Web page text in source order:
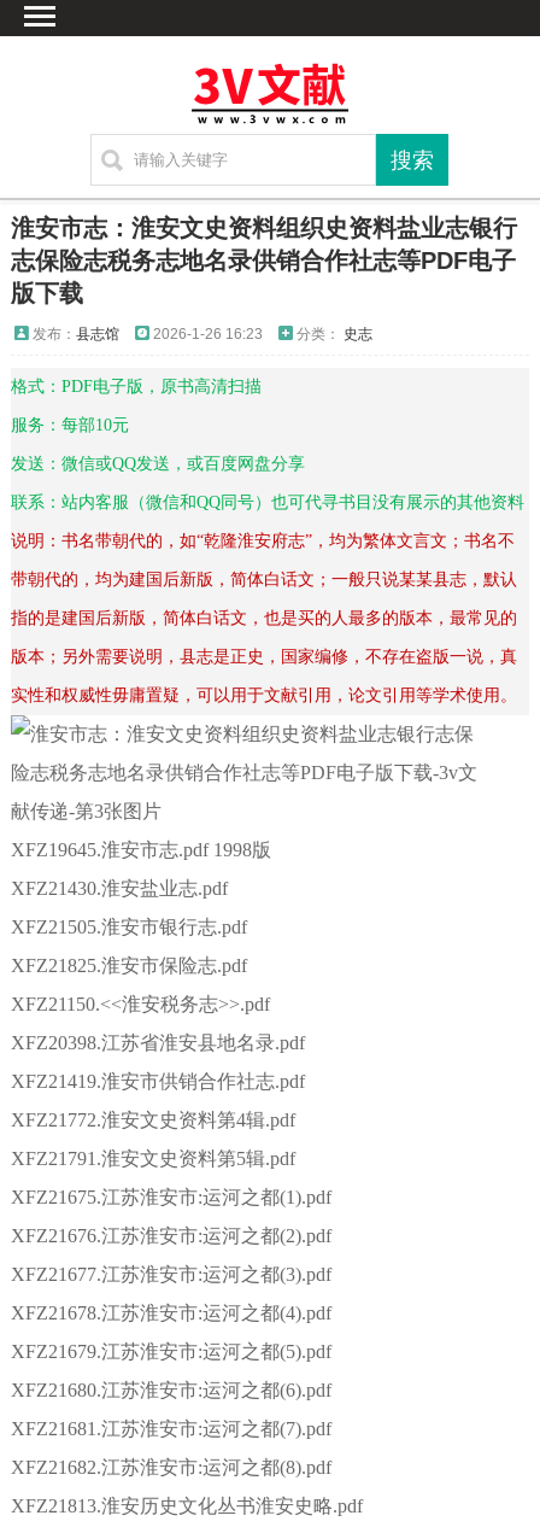
方志
古籍
考古
新编方志
联系方式
网站声明
淮安市志：淮安文史资料组织史资料盐业志银行
志保险志税务志地名录供销合作社志等PDF电子
版下载
发布： 县志馆 2026-1-26 16:23 分类： 史志
格式：PDF电子版，原书高清扫描
服务：每部10元
发送：微信或QQ发送，或百度网盘分享
联系：站内客服（微信和QQ同号）也可代寻书目没有展示的其他资料
说明：书名带朝代的，如“乾隆淮安府志”，均为繁体文言文；书名不
带朝代的，均为建国后新版，简体白话文；一般只说某某县志，默认
指的是建国后新版，简体白话文，也是买的人最多的版本，最常见的
版本；另外需要说明，县志是正史，国家编修，不存在盗版一说，真
实性和权威性毋庸置疑，可以用于文献引用，论文引用等学术使用。
XFZ19645.淮安市志.pdf 1998版
XFZ21430.淮安盐业志.pdf
XFZ21505.淮安市银行志.pdf
XFZ21825.淮安市保险志.pdf
XFZ21150.<<淮安税务志>>.pdf
XFZ20398.江苏省淮安县地名录.pdf
XFZ21419.淮安市供销合作社志.pdf
XFZ21772.淮安文史资料第4辑.pdf
XFZ21791.淮安文史资料第5辑.pdf
XFZ21675.江苏淮安市:运河之都(1).pdf
XFZ21676.江苏淮安市:运河之都(2).pdf
XFZ21677.江苏淮安市:运河之都(3).pdf
XFZ21678.江苏淮安市:运河之都(4).pdf
XFZ21679.江苏淮安市:运河之都(5).pdf
XFZ21680.江苏淮安市:运河之都(6).pdf
XFZ21681.江苏淮安市:运河之都(7).pdf
XFZ21682.江苏淮安市:运河之都(8).pdf
XFZ21813.淮安历史文化丛书淮安史略.pdf